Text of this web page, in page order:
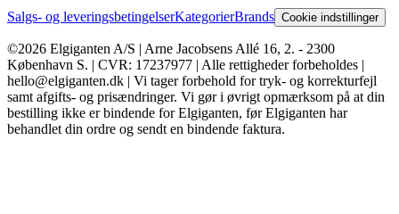
Salgs- og leveringsbetingelserKategorierBrands Cookie indstillinger
©2026 Elgiganten A/S | Arne Jacobsens Allé 16, 2. - 2300
København S. | CVR: 17237977 | Alle rettigheder forbeholdes |
hello@elgiganten.dk | Vi tager forbehold for tryk- og korrekturfejl
samt afgifts- og prisændringer. Vi gør i øvrigt opmærksom på at din
bestilling ikke er bindende for Elgiganten, før Elgiganten har
behandlet din ordre og sendt en bindende faktura.